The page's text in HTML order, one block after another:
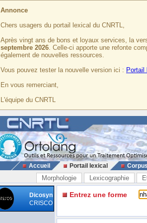
Annonce
Chers usagers du portail lexical du CNRTL,
Après vingt ans de bons et loyaux services, la
septembre 2026. Celle-ci apporte une refonte
également de nouvelles ressources.
Vous pouvez tester la nouvelle version ici : Portail
En vous remerciant,
L'équipe du CNRTL
Accueil Portail lexical Corpus
Morphologie Lexicographie
Dicosyn
CRISCO
Entrez une forme